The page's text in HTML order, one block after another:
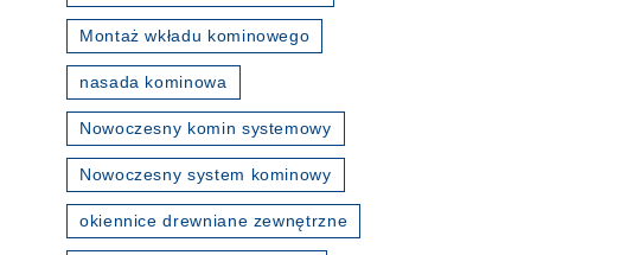
Montaż wkładu kominowego
nasada kominowa
Nowoczesny komin systemowy
Nowoczesny system kominowy
okiennice drewniane zewnętrzne